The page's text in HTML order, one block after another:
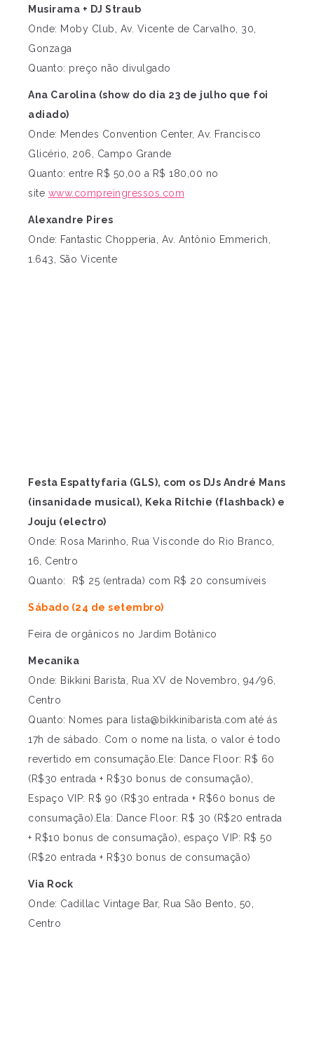
Musirama + DJ Straub
Onde: Moby Club, Av. Vicente de Carvalho, 30,
Gonzaga
Quanto: preço não divulgado
Ana Carolina (show do dia 23 de julho que foi
adiado)
Onde: Mendes Convention Center, Av. Francisco
Glicério, 206, Campo Grande
Quanto: entre R$ 50,00 a R$ 180,00 no
site www.compreingressos.com
Alexandre Pires
Onde: Fantastic Chopperia, Av. Antônio Emmerich,
1.643, São Vicente
Festa Espattyfaria (GLS), com os DJs André Mans
(insanidade musical), Keka Ritchie (flashback) e
Jouju (electro)
Onde: Rosa Marinho, Rua Visconde do Rio Branco,
16, Centro
Quanto: R$ 25 (entrada) com R$ 20 consumíveis
Sábado (24 de setembro)
Feira de orgânicos no Jardim Botânico
Mecanika
Onde: Bikkini Barista, Rua XV de Novembro, 94/96,
Centro
Quanto: Nomes para
lista@bikkinibarista.com até ás
17h de sábado. Com o nome na lista, o valor é todo
revertido em consumação.Ele: Dance Floor: R$ 60
(R$30 entrada + R$30 bonus de consumação),
Espaço VIP: R$ 90 (R$30 entrada + R$60 bonus de
consumação).Ela: Dance Floor: R$ 30 (R$20 entrada
+ R$10 bonus de consumação), espaço VIP: R$ 50
(R$20 entrada + R$30 bonus de consumação)
Via Rock
Onde: Cadillac Vintage Bar, Rua São Bento, 50,
Centro